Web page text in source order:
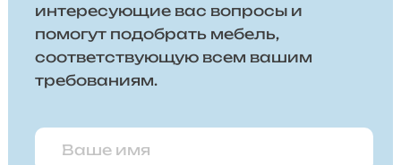
интересующие вас вопросы и
помогут подобрать мебель,
соответствующую всем вашим
требованиям.